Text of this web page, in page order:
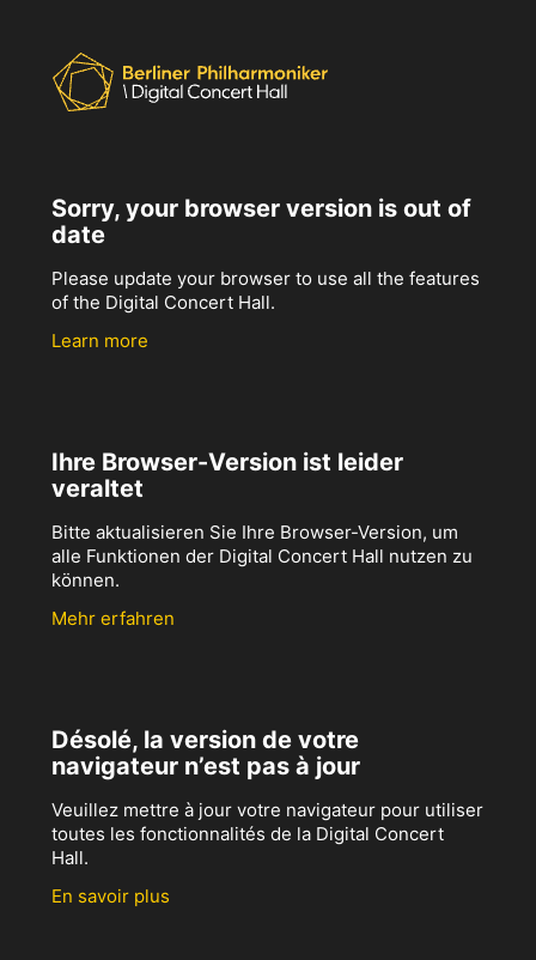
Sorry, your browser version is out of
date
Please update your browser to use all the features
of the Digital Concert Hall.
Learn more
Ihre Browser-Version ist leider
veraltet
Bitte aktualisieren Sie Ihre Browser-Version, um
alle Funktionen der Digital Concert Hall nutzen zu
können.
Mehr erfahren
Désolé, la version de votre
navigateur n’est pas à jour
Veuillez mettre à jour votre navigateur pour utiliser
toutes les fonctionnalités de la Digital Concert
Hall.
En savoir plus